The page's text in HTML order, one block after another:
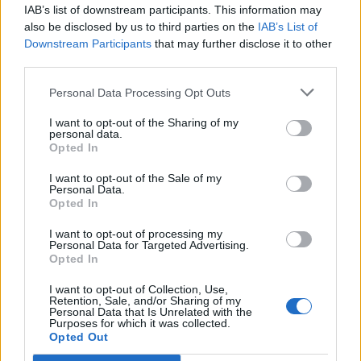
IAB’s list of downstream participants. This information may
also be disclosed by us to third parties on the IAB’s List of
Downstream Participants that may further disclose it to other
Personal Data Processing Opt Outs
I want to opt-out of the Sharing of my
personal data.
Opted In
I want to opt-out of the Sale of my
Personal Data.
Opted In
I want to opt-out of processing my
Personal Data for Targeted Advertising.
Opted In
I want to opt-out of Collection, Use,
Retention, Sale, and/or Sharing of my
Personal Data that Is Unrelated with the
Purposes for which it was collected.
Opted Out
Deseu el meu nom, el correu electrònic i el lloc web en
Captcha5 + 3 = ?